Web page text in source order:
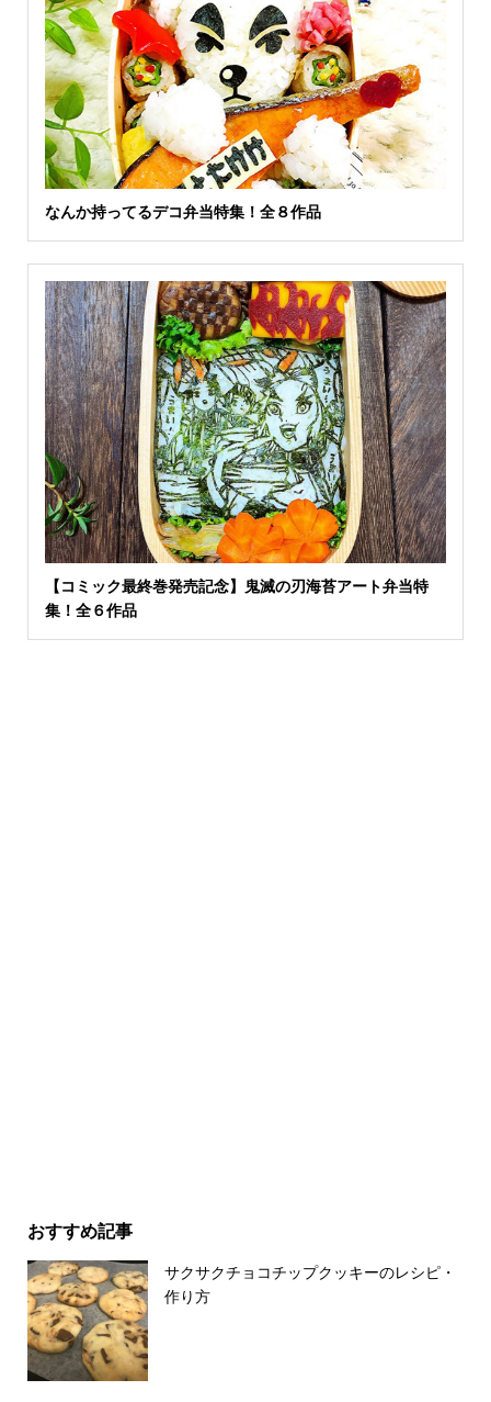
なんか持ってるデコ弁当特集！全８作品
【コミック最終巻発売記念】鬼滅の刃海苔アート弁当特
集！全６作品
おすすめ記事
サクサクチョコチップクッキーのレシピ・
作り方